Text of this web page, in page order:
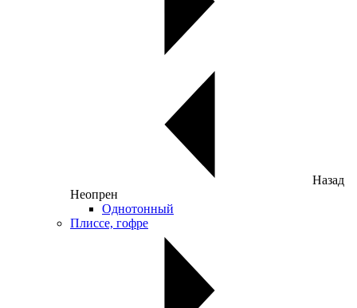
Назад
Неопрен
Однотонный
Плиссе, гофре